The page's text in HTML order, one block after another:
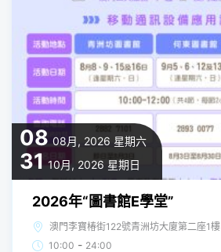
08 08月, 2026 星期六
31 10月, 2026 星期日
2026年“圖書館E學堂”
澳門李寶椿街122號青洲坊大廈第二座1樓
10:00 - 24:00